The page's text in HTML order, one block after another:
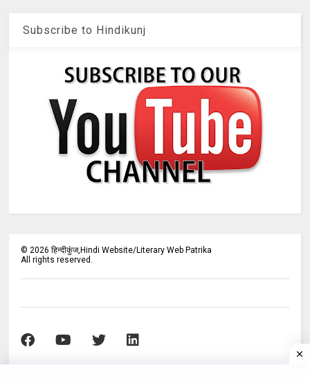
Subscribe to Hindikunj
©2026 हिन्दीकुंज,Hindi Website/Literary Web Patrika
All rights reserved.